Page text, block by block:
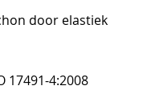
door elastiek
17491-4:2008